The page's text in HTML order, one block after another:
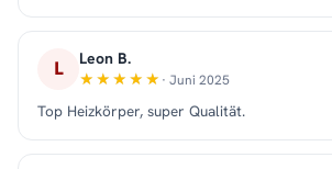
L Leon B.
· Juni 2025
Top Heizkörper, super Qualität.